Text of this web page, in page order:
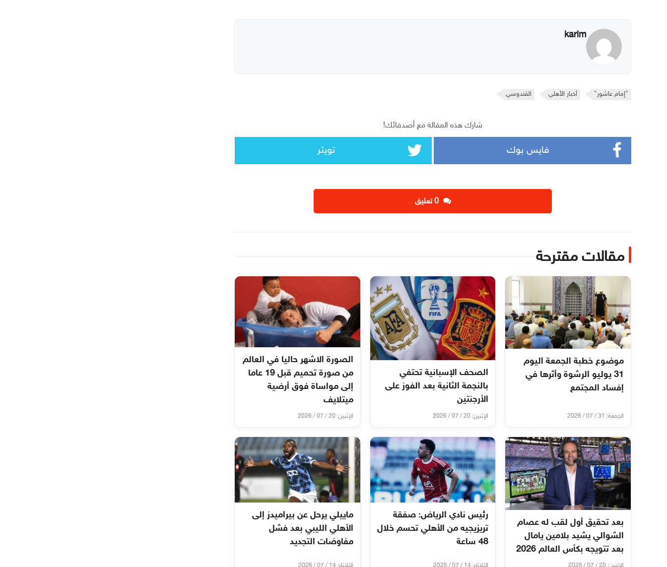
karim
"إمام عاشور" أخبار الأهلي القندوسي
شارك هذه المقالة مع أصدقائك!
فايس بوك تويتر
‫0 تعليق
مقالات مقترحة
موضوع خطبة الجمعة اليوم
31 يوليو الرشوة وأثرها في
إفساد المجتمع
الجمعة: 31 / 07 / 2026
الصحف الإسبانية تحتفي
بالنجمة الثانية بعد الفوز على
الأرجنتين
الإثنين: 20 / 07 / 2026
الصورة الاشهر حاليا في العالم
من صورة تحميم قبل 19 عاما
إلى مواساة فوق أرضية
ميتلايف
الإثنين: 20 / 07 / 2026
بعد تحقيق أول لقب له عصام
الشوالي يشيد بلامين يامال
بعد تتويجه بكأس العالم 2026
الإثنين: 20 / 07 / 2026
رئيس نادي الرياض: صفقة
تريزيجيه من الأهلي تحسم خلال
48 ساعة
الثلاثاء: 14 / 07 / 2026
ماييلي يرحل عن بيراميدز إلى
الأهلي الليبي بعد فشل
مفاوضات التجديد
الثلاثاء: 14 / 07 / 2026